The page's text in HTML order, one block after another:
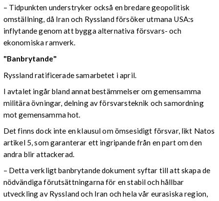
– Tidpunkten understryker också en bredare geopolitisk
omställning, då Iran och Ryssland försöker utmana USA:s
inflytande genom att bygga alternativa försvars- och
ekonomiska ramverk.
"Banbrytande"
Ryssland ratificerade samarbetet i april.
I avtalet ingår bland annat bestämmelser om gemensamma
militära övningar, delning av försvarsteknik och samordning
mot gemensamma hot.
Det finns dock inte en klausul om ömsesidigt försvar, likt Natos
artikel 5, som garanterar ett ingripande från en part om den
andra blir attackerad.
– Detta verkligt banbrytande dokument syftar till att skapa de
nödvändiga förutsättningarna för en stabil och hållbar
utveckling av Ryssland och Iran och hela vår eurasiska region,